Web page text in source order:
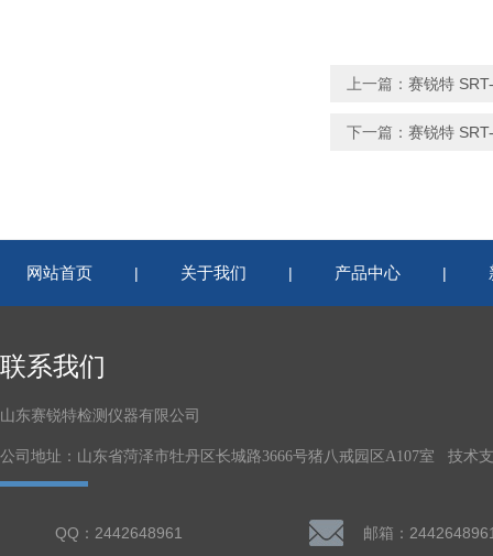
上一篇： 赛锐特
下一篇： 赛锐特
网站首页 | 关于我们 | 产品中心 |
联系我们
山东赛锐特检测仪器有限公司
公司地址：山东省菏泽市牡丹区长城路3666号猪八戒园区A107室 技术
QQ：2442648961 邮箱：